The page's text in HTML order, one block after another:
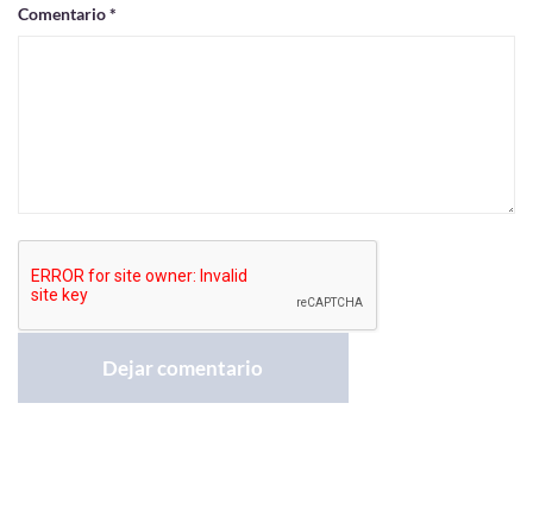
Comentario *